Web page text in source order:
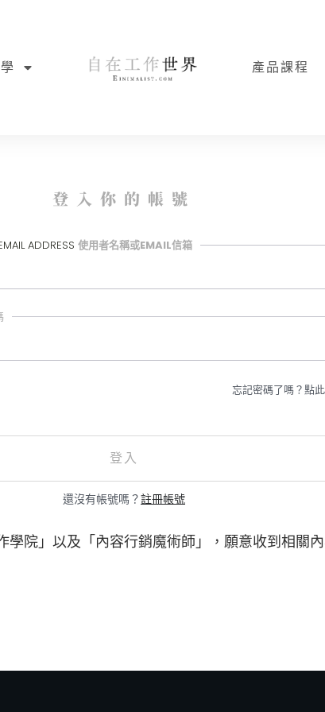
產品課程
登入你的帳號
ADDRESS 使用者名稱或EMAIL信箱
忘記密碼了嗎？點此
登入
還沒有帳號嗎？註冊帳號
院」以及「內容行銷魔術師」，願意收到相關